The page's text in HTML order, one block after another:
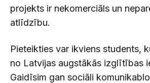
projekts ir nekomerciāls un
atlīdzību.
Pieteikties var ikviens students,
no Latvijas augstākās izglītības
Gaidīsim gan sociāli